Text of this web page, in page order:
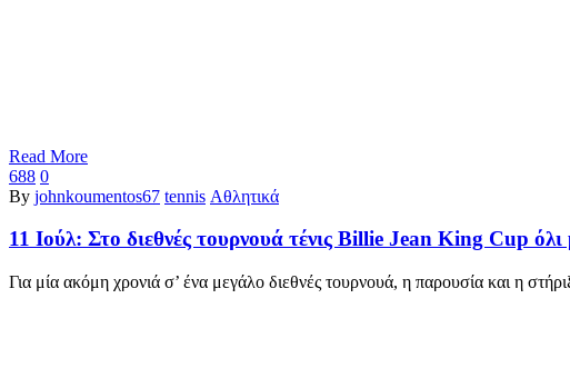
Read More
688 0
By johnkoumentos67 tennis Αθλητικά
11 Ιούλ: Στο διεθνές τουρνουά τένις Billie Jean King Cup όλι
Για μία ακόμη χρονιά σ’ ένα μεγάλο διεθνές τουρνουά, η παρουσία και η